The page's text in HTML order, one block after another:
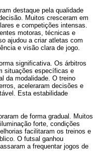
destaque pela qualidade
Muitos cresceram em
e competições intensas.
motoras, técnicas e
ajudou a criar atletas com
e visão clara de jogo.
significativa. Os árbitros
situações específicas e
da modalidade. O treino
aceleraram decisões e
Esta estabilidade
de forma gradual. Muitos
forte, condições
facilitaram os treinos e
O futsal ganhou
a frequentar jogos de